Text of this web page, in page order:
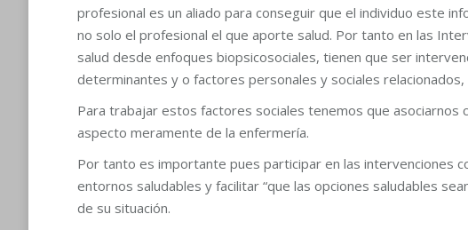
profesional es un aliado para conseguir que el individuo este
no solo el profesional el que aporte salud. Por tanto en las
salud desde enfoques biopsicosociales, tienen que ser
determinantes y o factores personales y sociales
Para trabajar estos factores sociales tenemos que
aspecto meramente de la enfermería.
Por tanto es importante pues participar en las intervenciones
entornos saludables y facilitar “que las opciones saludables
de su situación.